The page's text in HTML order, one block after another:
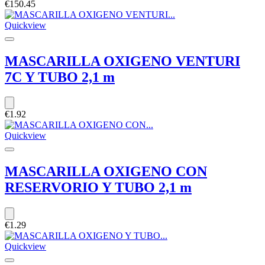
€150.45
Quickview
MASCARILLA OXIGENO VENTURI
7C Y TUBO 2,1 m
€1.92
Quickview
MASCARILLA OXIGENO CON
RESERVORIO Y TUBO 2,1 m
€1.29
Quickview